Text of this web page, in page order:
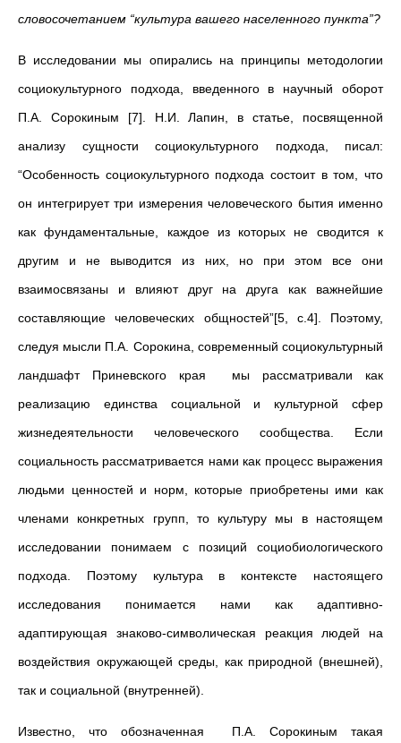
словосочетанием “культура вашего населенного пункта”?
В исследовании мы опирались на принципы методологии
социокультурного подхода, введенного в научный оборот
П.А. Сорокиным [7]. Н.И. Лапин, в статье, посвященной
анализу сущности социокультурного подхода, писал:
“Особенность социокультурного подхода состоит в том, что
он интегрирует три измерения человеческого бытия именно
как фундаментальные, каждое из которых не сводится к
другим и не выводится из них, но при этом все они
взаимосвязаны и влияют друг на друга как важнейшие
составляющие человеческих общностей”[5, c.4]. Поэтому,
следуя мысли П.А. Сорокина, современный социокультурный
ландшафт Приневского края мы рассматривали как
реализацию единства социальной и культурной сфер
жизнедеятельности человеческого сообщества. Если
социальность рассматривается нами как процесс выражения
людьми ценностей и норм, которые приобретены ими как
членами конкретных групп, то культуру мы в настоящем
исследовании понимаем с позиций социобиологического
подхода. Поэтому культура в контексте настоящего
исследования понимается нами как адаптивно-
адаптирующая знаково-символическая реакция людей на
воздействия окружающей среды, как природной (внешней),
так и социальной (внутренней).
Известно, что обозначенная П.А. Сорокиным такая